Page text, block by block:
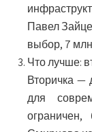
Павел
выбор, 7
Что лучше:
Вторичка —
для
ограничен,